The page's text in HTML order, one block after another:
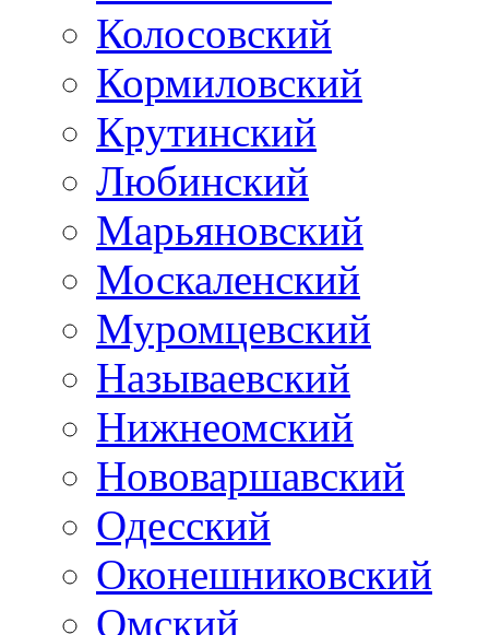
Колосовский
Кормиловский
Крутинский
Любинский
Марьяновский
Москаленский
Муромцевский
Называевский
Нижнеомский
Нововаршавский
Одесский
Оконешниковский
Омский